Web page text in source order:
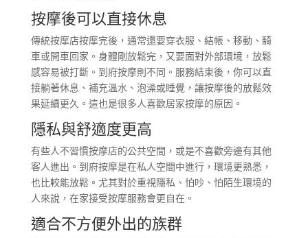
按摩後可以直接休息
傳統按摩店按摩完後，通常還要穿衣服、結帳、移動、騎
車或開車回家。身體剛放鬆完，又要面對外部環境，放鬆
感容易被打斷。到府按摩則不同。服務結束後，你可以直
接躺著休息、補充溫水、泡澡或睡覺，讓按摩後的放鬆效
果延續更久。這也是很多人喜歡居家按摩的原因。
隱私與舒適度更高
有些人不習慣按摩店的公共空間，或是不喜歡旁邊有其他
客人進出。到府按摩是在私人空間中進行，環境更熟悉，
也比較能放鬆。尤其對於重視隱私、怕吵、怕陌生環境的
人來說，在家接受按摩服務會更自在。
適合不方便外出的族群